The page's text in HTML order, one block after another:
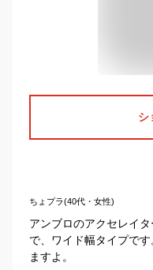
シ
ちょプラ(40代・女性)
アンブロのアクセレイ
で、ワイド幅タイプで
ますよ。